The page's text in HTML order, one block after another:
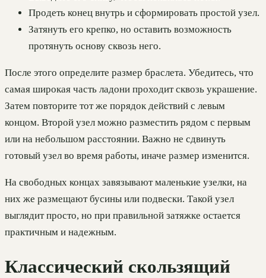
Продеть конец внутрь и сформировать простой узел.
Затянуть его крепко, но оставить возможность
протянуть основу сквозь него.
После этого определите размер браслета. Убедитесь, что
самая широкая часть ладони проходит сквозь украшение.
Затем повторите тот же порядок действий с левым
концом. Второй узел можно разместить рядом с первым
или на небольшом расстоянии. Важно не сдвинуть
готовый узел во время работы, иначе размер изменится.
На свободных концах завязывают маленькие узелки, на
них же размещают бусины или подвески. Такой узел
выглядит просто, но при правильной затяжке остается
практичным и надежным.
Классический скользящий